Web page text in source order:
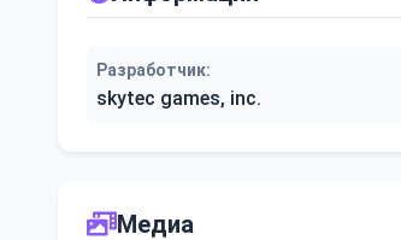
Разработчик:
skytec games, inc.
Медиа